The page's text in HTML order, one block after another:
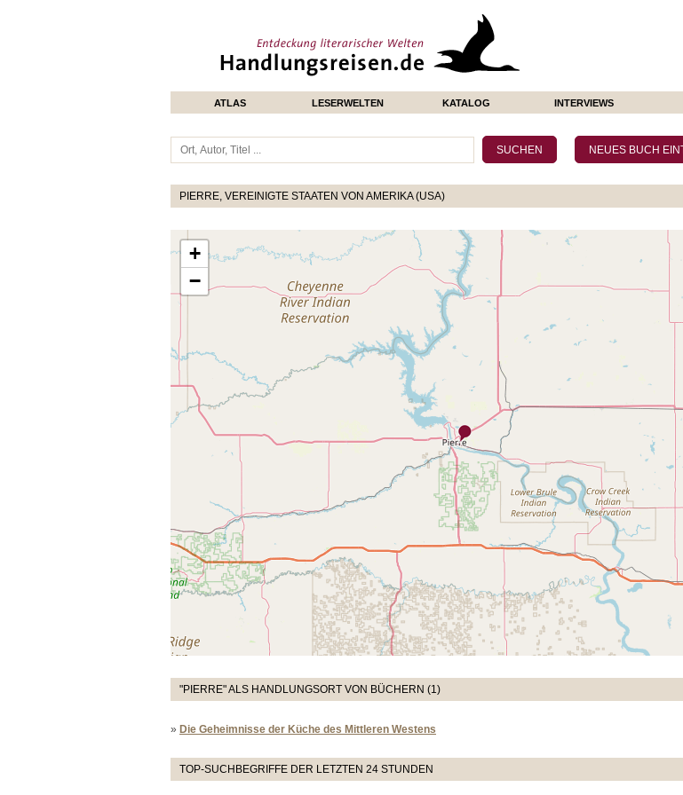
ATLAS LESERWELTEN KATALOG INTERVIEWS
PIERRE, VEREINIGTE STAATEN VON AMERIKA (USA)
+
−
"PIERRE" ALS HANDLUNGSORT VON BÜCHERN (1)
» Die Geheimnisse der Küche des Mittleren Westens
TOP-SUCHBEGRIFFE DER LETZTEN 24 STUNDEN